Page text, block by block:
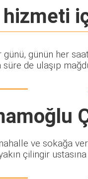
hizmeti
günün her
de ulaşıp
ve sokağa
çilingir